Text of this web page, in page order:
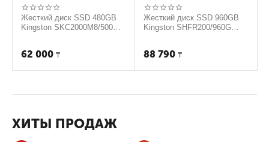
Жесткий диск SSD 480GB
Kingston SKC2000M8/500G
62 000 ₸
Жесткий диск SSD 960GB
Kingston SHFR200/960G
88 790 ₸
ХИТЫ ПРОДАЖ